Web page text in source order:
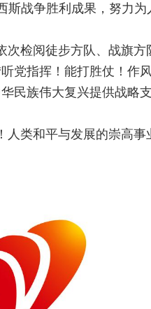
战争胜利成果，努力为
检阅徒步方队、战旗
党指挥！能打胜仗！作
民族伟大复兴提供战略
类和平与发展的崇高事